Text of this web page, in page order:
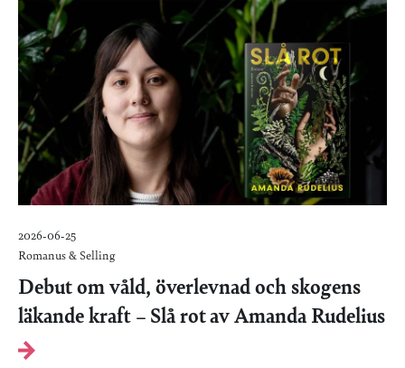
2026-06-25
Romanus & Selling
Debut om våld, överlevnad och skogens
läkande kraft – Slå rot av Amanda Rudelius